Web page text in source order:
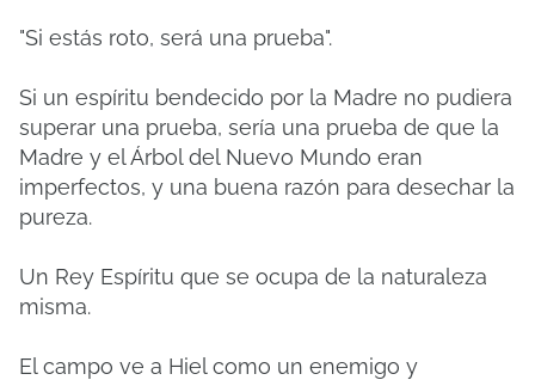
"Si estás roto, será una prueba".
Si un espíritu bendecido por la Madre no pudiera
superar una prueba, sería una prueba de que la
Madre y el Árbol del Nuevo Mundo eran
imperfectos, y una buena razón para desechar la
pureza.
Un Rey Espíritu que se ocupa de la naturaleza
misma.
El campo ve a Hiel como un enemigo y